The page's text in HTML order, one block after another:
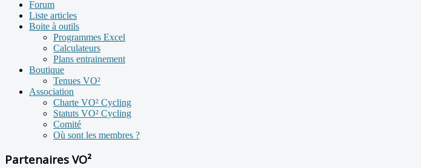
Forum
Liste articles
Boite à outils
Programmes Excel
Calculateurs
Plans entrainement
Boutique
Tenues VO²
Association
Charte VO² Cycling
Statuts VO² Cycling
Comité
Où sont les membres ?
Partenaires VO²